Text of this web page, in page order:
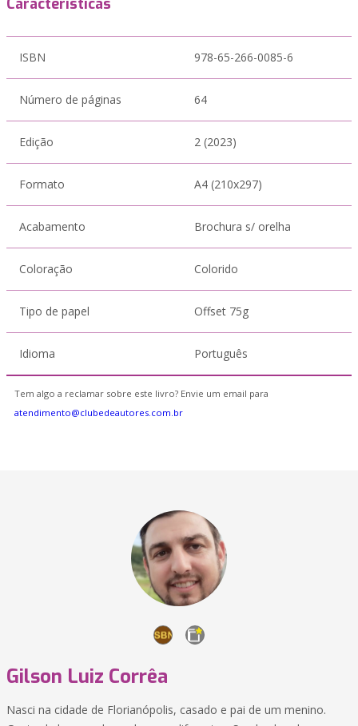
Características
ISBN 978-65-266-0085-6
Número de páginas 64
Edição 2 (2023)
Formato A4 (210x297)
Acabamento Brochura s/ orelha
Coloração Colorido
Tipo de papel Offset 75g
Idioma Português
Tem algo a reclamar sobre este livro? Envie um email para
atendimento@clubedeautores.com.br
Gilson Luiz Corrêa
Nasci na cidade de Florianópolis, casado e pai de um menino.